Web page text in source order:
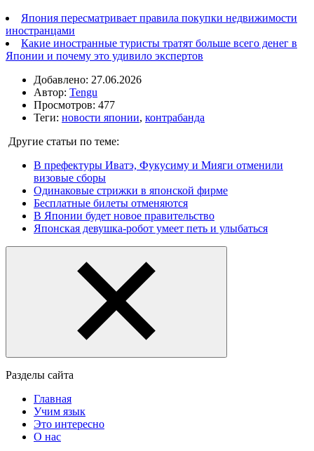
Япония пересматривает правила покупки недвижимости
иностранцами
Какие иностранные туристы тратят больше всего денег в
Японии и почему это удивило экспертов
Добавлено: 27.06.2026
Автор: Tengu
Просмотров: 477
Теги: новости японии, контрабанда
Другие статьи по теме:
В префектуры Иватэ, Фукусиму и Мияги отменили
визовые сборы
Одинаковые стрижки в японской фирме
Бесплатные билеты отменяются
В Японии будет новое правительство
Японская девушка-робот умеет петь и улыбаться
Разделы сайта
Главная
Учим язык
Это интересно
О нас